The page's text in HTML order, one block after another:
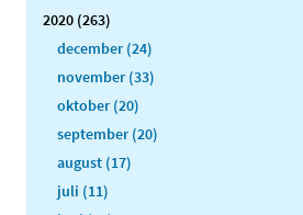
2020 (263)
december (24)
november (33)
oktober (20)
september (20)
august (17)
juli (11)